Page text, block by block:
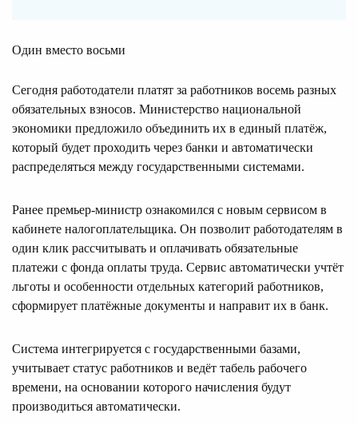
Один вместо восьми
Сегодня работодатели платят за работников восемь разных
обязательных взносов. Министерство национальной
экономики предложило объединить их в единый платёж,
который будет проходить через банки и автоматически
распределяться между государственными системами.
Ранее премьер‑министр ознакомился с новым сервисом в
кабинете налогоплательщика. Он позволит работодателям в
один клик рассчитывать и оплачивать обязательные
платежи с фонда оплаты труда. Сервис автоматически учтёт
льготы и особенности отдельных категорий работников,
сформирует платёжные документы и направит их в банк.
Система интегрируется с государственными базами,
учитывает статус работников и ведёт табель рабочего
времени, на основании которого начисления будут
производиться автоматически.